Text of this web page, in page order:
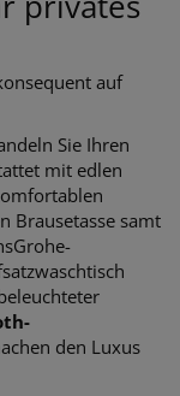
auf
Sie Ihren
mit edlen
Brausetasse samt
den Luxus